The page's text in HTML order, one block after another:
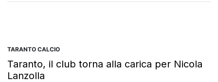
TARANTO CALCIO
Taranto, il club torna alla carica per Nicola
Lanzolla